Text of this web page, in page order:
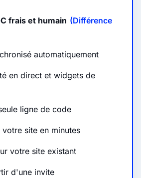
frais et humain (Différence
automatiquement
en direct et widgets de
ligne de code
site en minutes
votre site existant
d'une invite